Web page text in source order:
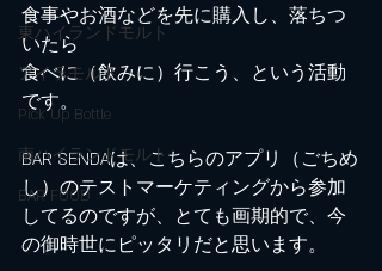
東ハイランドモルト
アイラモルト
Pick Up Bottle
南ハイランドモルト
BAR FOOD
食事やお酒などを先に購入し、落ちつ
いたら
食べに（飲みに）行こう、という活動
です。
BAR SENDAは、こちらのアプリ（ごちめ
し）のテストマーケティングから参加
してるのですが、とても画期的で、今
の御時世にピッタリだと思います。